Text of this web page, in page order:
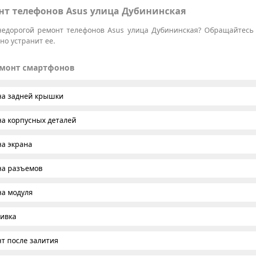
телефонов Asus улица Дубининская
ремонт телефонов Asus улица Дубининская?
устранит ее.
смартфонов
задней крышки
корпусных деталей
экрана
разъемов
модуля
после залития